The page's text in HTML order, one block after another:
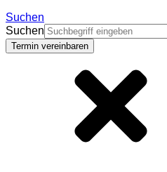
Suchen
Suchen
Termin vereinbaren